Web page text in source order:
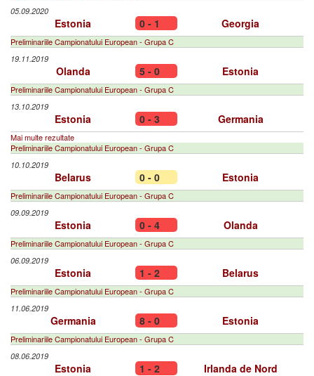
05.09.2020
Estonia 0 - 1 Georgia
Preliminariile Campionatului European - Grupa C
19.11.2019
Olanda 5 - 0 Estonia
Preliminariile Campionatului European - Grupa C
13.10.2019
Estonia 0 - 3 Germania
Mai multe rezultate
Preliminariile Campionatului European - Grupa C
10.10.2019
Belarus 0 - 0 Estonia
Preliminariile Campionatului European - Grupa C
09.09.2019
Estonia 0 - 4 Olanda
Preliminariile Campionatului European - Grupa C
06.09.2019
Estonia 1 - 2 Belarus
Preliminariile Campionatului European - Grupa C
11.06.2019
Germania 8 - 0 Estonia
Preliminariile Campionatului European - Grupa C
08.06.2019
Estonia 1 - 2 Irlanda de Nord